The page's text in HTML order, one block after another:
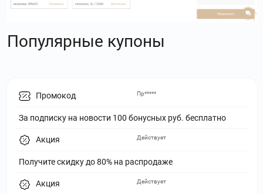
Популярные купоны
Промокод
За подписку на новости 100 бонусных руб. бесплатно
Пр*****
Акция
Получите скидку до 80% на распродаже
Действует
Акция Действует